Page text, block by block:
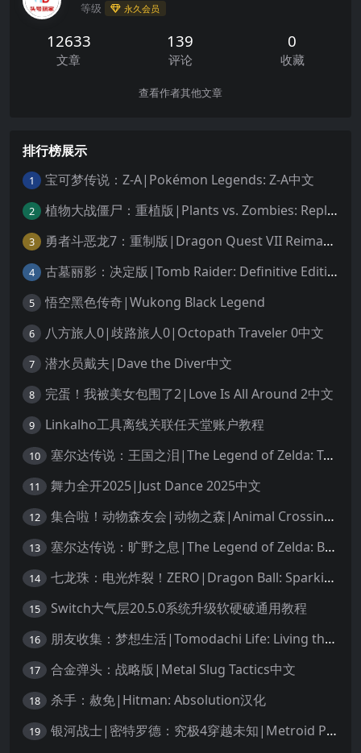
等级 永久会员
12633
文章
139
评论
0
收藏
查看作者其他文章
排行榜展示
1 宝可梦传说：Z-A|Pokémon Legends: Z-A中文
2 植物大战僵尸：重植版|Plants vs. Zombies: Replanted中文
3 勇者斗恶龙7：重制版|Dragon Quest VII Reimagined中文
4 古墓丽影：决定版|Tomb Raider: Definitive Edition中文
5 悟空黑色传奇|Wukong Black Legend
6 八方旅人0|歧路旅人0|Octopath Traveler 0中文
7 潜水员戴夫|Dave the Diver中文
8 完蛋！我被美女包围了2|Love Is All Around 2中文
9 Linkalho工具离线关联任天堂账户教程
10 塞尔达传说：王国之泪|The Legend of Zelda: Tears of the Kingdom中文
11 舞力全开2025|Just Dance 2025中文
12 集合啦！动物森友会|动物之森|Animal Crossing: New Horizons中文
13 塞尔达传说：旷野之息|The Legend of Zelda: Breath of the Wild中文
14 七龙珠：电光炸裂！ZERO|Dragon Ball: Sparking! Zero中文
15 Switch大气层20.5.0系统升级软硬破通用教程
16 朋友收集：梦想生活|Tomodachi Life: Living the Dream中文
17 合金弹头：战略版|Metal Slug Tactics中文
18 杀手：赦免|Hitman: Absolution汉化
19
银河战士|密特罗德：究极4穿越未知|Metroid Prime 4: Beyond中文